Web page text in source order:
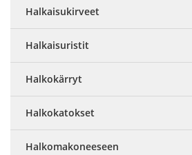
Halkaisukirveet
Halkaisuristit
Halkokärryt
Halkokatokset
Halkomakoneeseen